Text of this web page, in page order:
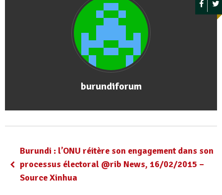
burundiforum
Burundi : l’ONU réitère son engagement dans son
processus électoral @rib News, 16/02/2015 –
Source Xinhua